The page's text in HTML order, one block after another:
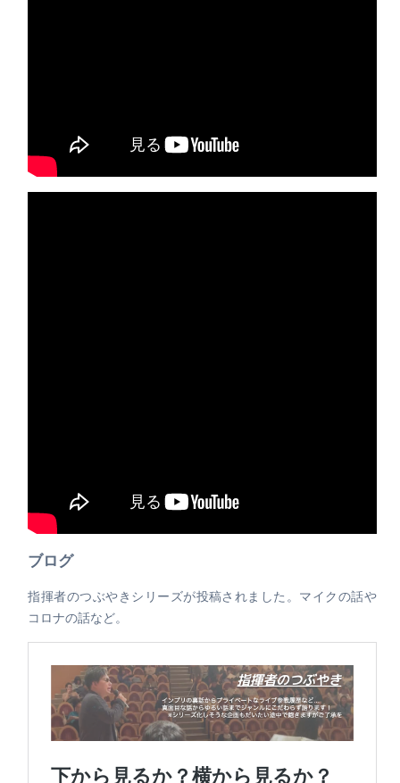
ブログ
指揮者のつぶやきシリーズが投稿されました。マイクの話や
コロナの話など。